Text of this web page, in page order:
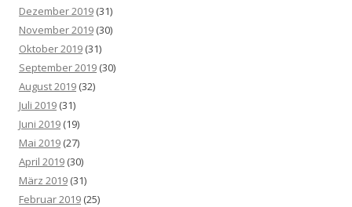
Dezember 2019 (31)
November 2019 (30)
Oktober 2019 (31)
September 2019 (30)
August 2019 (32)
Juli 2019 (31)
Juni 2019 (19)
Mai 2019 (27)
April 2019 (30)
März 2019 (31)
Februar 2019 (25)